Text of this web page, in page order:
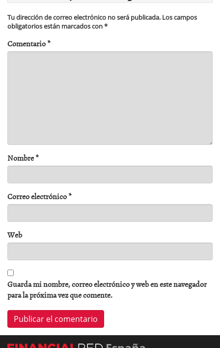
Tu dirección de correo electrónico no será publicada. Los campos
obligatorios están marcados con*
Comentario*
Nombre*
Correo electrónico*
Web
Guarda mi nombre, correo electrónico y web en este navegador
para la próxima vez que comente.